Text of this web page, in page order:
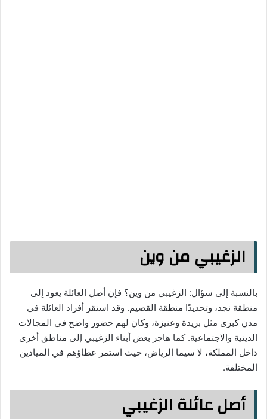
الزغيبي من وين
بالنسبة إلى سؤال: الزغيبي من وين؟ فإن أصل العائلة يعود إلى
منطقة نجد، وتحديدًا منطقة القصيم. وقد استقر أفراد العائلة في
مدن كبرى مثل بريدة وعنيزة، وكان لهم حضور واضح في المجالات
الدينية والاجتماعية. كما هاجر بعض أبناء الزغيبي إلى مناطق أخرى
داخل المملكة، لا سيما الرياض، حيث استمر عطاؤهم في الميادين
المختلفة.
أصل عائلة الزغيبي